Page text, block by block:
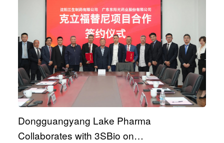
Dongguangyang Lake Pharma
Collaborates with 3SBio on